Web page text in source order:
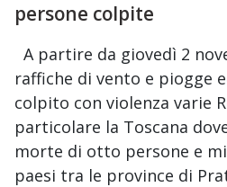
persone colpite
A partire da giovedì 2
raffiche di vento e piogge
colpito con violenza varie
particolare la Toscana
morte di otto persone e
paesi tra le province di